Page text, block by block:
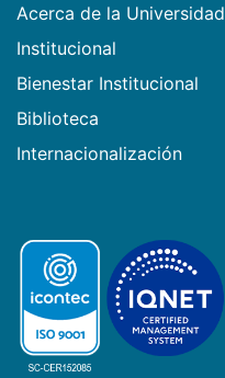
Acerca de la Universidad
Institucional
Bienestar Institucional
Biblioteca
Internacionalización